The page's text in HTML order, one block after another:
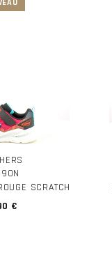
SCRATCH
€